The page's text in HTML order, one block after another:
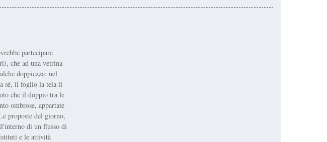
partecipare
che ad una vetrina
doppiezza; nel
sé, il foglio la tela il
che il doppio tra le
ombrose, appartate
proposte del giorno,
di un flusso di
e le attività